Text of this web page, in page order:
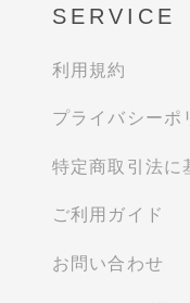
SERVICE
利用規約
プライバシーポ
特定商取引法に
ご利用ガイド
お問い合わせ